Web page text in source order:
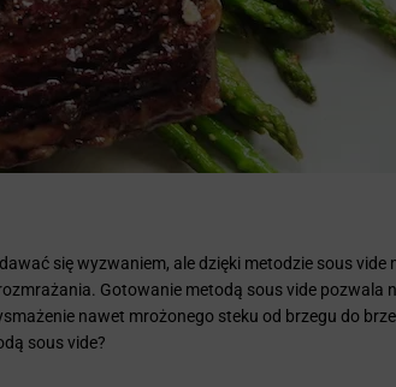
się wyzwaniem, ale dzięki metodzie sous vide
Gotowanie metodą sous vide pozwala
nawet mrożonego steku od brzegu do
sous vide?